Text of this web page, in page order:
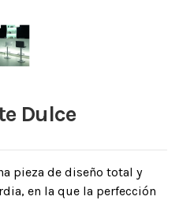
Dulce
pieza de diseño total y
en la que la perfección